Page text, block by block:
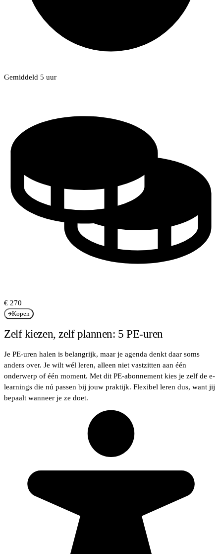
Gemiddeld 5 uur
€ 270
Kopen
Zelf kiezen, zelf plannen: 5 PE-uren
Je PE-uren halen is belangrijk, maar je agenda denkt daar soms
anders over. Je wilt wél leren, alleen niet vastzitten aan één
onderwerp of één moment. Met dit PE-abonnement kies je zelf de e-
learnings die nú passen bij jouw praktijk. Flexibel leren dus, want jij
bepaalt wanneer je ze doet.